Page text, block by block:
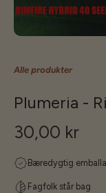
Alle produkter
Plumeria -
30,00 kr
Bæredygtig
Fagfolk står bag